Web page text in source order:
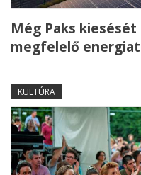
Még Paks
megfelelő
KULTÚRA